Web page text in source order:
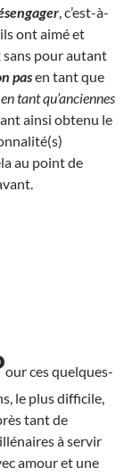
, c’est-à-
ont aimé et
sans pour autant
pasen tant que
en tant qu’anciennes
ainsi obtenu le
au point de
our ces quelques-
le plus difficile,
tant de
à servir
amour et une